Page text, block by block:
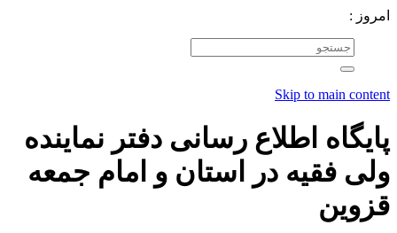
امروز :
Skip to main content
پایگاه اطلاع رسانی دفتر نماینده
ولی فقیه در استان و امام جمعه
قزوین